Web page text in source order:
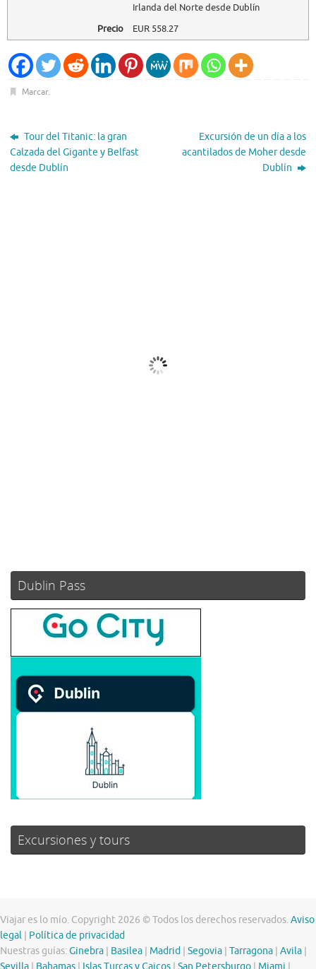
Irlanda del Norte desde Dublín
Precio
EUR558.27
Marcar.
Tour del Titanic: la gran
Calzada del Gigante y Belfast
desde Dublín
Excursión de un día a los
acantilados de Moher desde
Dublín
Muy Nuboso
Dublin Pass
Excursiones y tours
Viajar es lo mío. Copyright 2026 © Todos los derechos reservados.Aviso
legal
Política de privacidad
Nuestras guías:Ginebra Basilea Madrid Segovia Tarragona Avila
Sevilla
Bahamas Islas Turcas y Caicos San Petersburgo Miami